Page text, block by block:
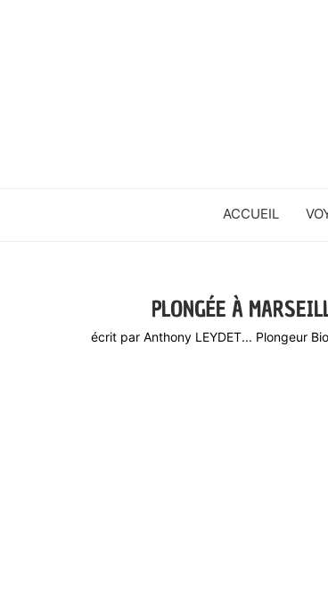
ACCUEIL
PLONGÉE À
écrit par Anthony LEYDET... Plongeur Bio